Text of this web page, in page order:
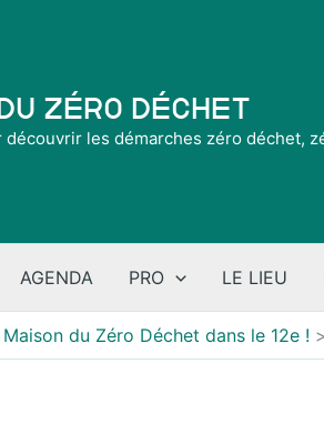
Zéro Déchet
les démarches zéro déchet,
AGENDA PRO LE LIEU
du Zéro Déchet dans le 12e !